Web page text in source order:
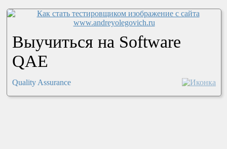
Выучиться на Software
QAE
Quality Assurance